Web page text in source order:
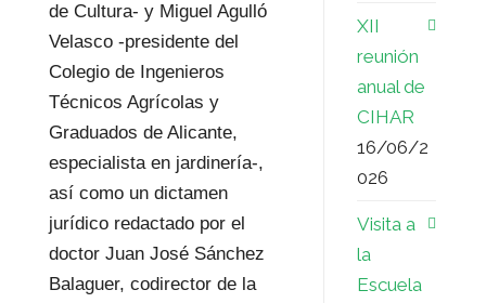
de Cultura- y Miguel Agulló
Velasco -presidente del
Colegio de Ingenieros
Técnicos Agrícolas y
Graduados de Alicante,
especialista en jardinería-,
así como un dictamen
jurídico redactado por el
doctor Juan José Sánchez
Balaguer, codirector de la
XII
reunión
anual de
CIHAR
16/06/2
026
Visita a
la
Escuela